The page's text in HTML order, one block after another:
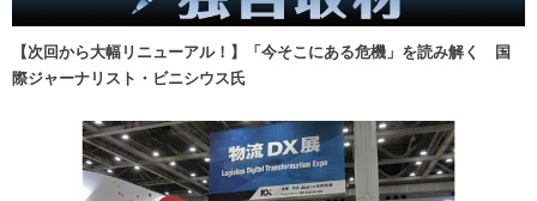
【次回から大幅リニューアル！】「今そこにある危機」を読み解く 国
際ジャーナリスト・ビニシウス氏